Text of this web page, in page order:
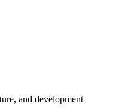
and development